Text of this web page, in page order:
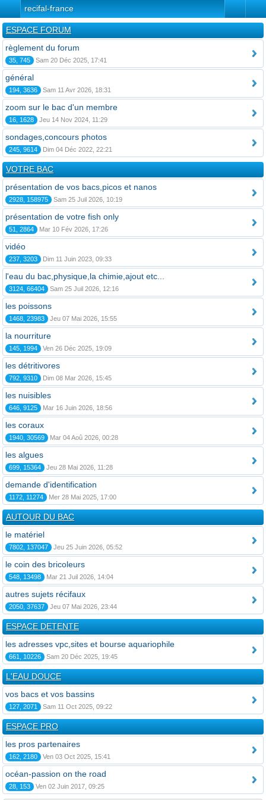
recifal-france
ESPACE FORUM
règlement du forum
35, 745 Sam 20 Déc 2025, 17:41
général
194, 3636 Sam 11 Avr 2026, 18:31
zoom sur le bac d'un membre
16, 1628 Jeu 14 Nov 2024, 11:29
sondages,concours photos
245, 9614 Dim 04 Déc 2022, 22:21
VOTRE BAC
présentation de vos bacs,picos et nanos
2928, 158975 Sam 25 Juil 2026, 10:19
présentation de votre fish only
51, 2864 Mar 10 Fév 2026, 17:26
vidéo
237, 3203 Dim 11 Juin 2023, 09:33
l'eau du bac,physique,la chimie,ajout etc...
3124, 66404 Sam 25 Juil 2026, 12:16
les poissons
1468, 23983 Jeu 07 Mai 2026, 15:55
la nourriture
145, 1994 Ven 26 Déc 2025, 19:09
les détritivores
792, 9310 Dim 08 Mar 2026, 15:45
les nuisibles
646, 9125 Mar 16 Juin 2026, 18:56
les coraux
1940, 30569 Mar 04 Aoû 2026, 00:28
les algues
699, 15364 Jeu 28 Mai 2026, 11:28
demande d'identification
1172, 11274 Mer 28 Mai 2025, 17:00
AUTOUR DU BAC
le matériel
7802, 137047 Jeu 25 Juin 2026, 05:52
le coin des bricoleurs
548, 13498 Mar 21 Juil 2026, 14:04
autres sujets récifaux
2050, 37637 Jeu 07 Mai 2026, 23:44
ESPACE DETENTE
les adresses vpc,sites et bourse aquariophile
661, 10226 Sam 20 Déc 2025, 19:45
L'EAU DOUCE
vos bacs et vos bassins
127, 2071 Sam 11 Oct 2025, 09:22
ESPACE PRO
les pros partenaires
162, 2180 Ven 03 Oct 2025, 15:41
océan-passion on the road
28, 153 Ven 02 Juin 2017, 09:25